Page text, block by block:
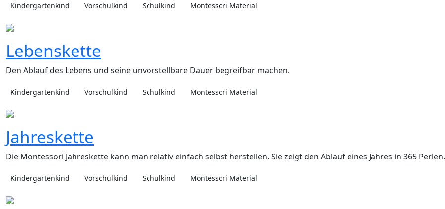
Kindergartenkind Vorschulkind Schulkind Montessori Material
Lebenskette
Den Ablauf des Lebens und seine unvorstellbare Dauer begreifbar machen.
Kindergartenkind Vorschulkind Schulkind Montessori Material
Jahreskette
Die Montessori Jahreskette kann man relativ einfach selbst herstellen. Sie zeigt den Ablauf eines Jahres in 365 Perlen.
Kindergartenkind Vorschulkind Schulkind Montessori Material